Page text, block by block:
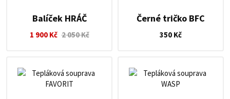
Balíček HRÁČ
1 900 Kč 2 050 Kč
Černé tričko BFC
350 Kč